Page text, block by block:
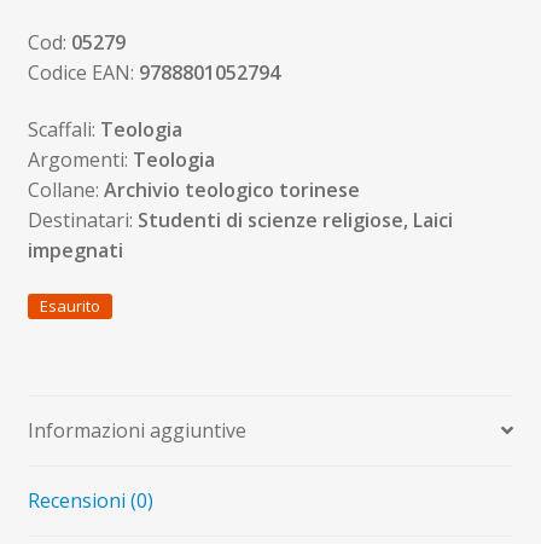
Cod: 05279
Codice EAN: 9788801052794
Scaffali: Teologia
Argomenti: Teologia
Collane: Archivio teologico torinese
Destinatari: Studenti di scienze religiose, Laici
impegnati
Esaurito
Informazioni aggiuntive
Recensioni (0)